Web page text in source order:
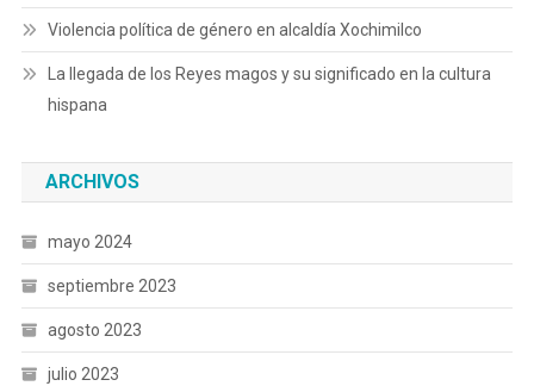
Violencia política de género en alcaldía Xochimilco
La llegada de los Reyes magos y su significado en la cultura
hispana
ARCHIVOS
mayo 2024
septiembre 2023
agosto 2023
julio 2023